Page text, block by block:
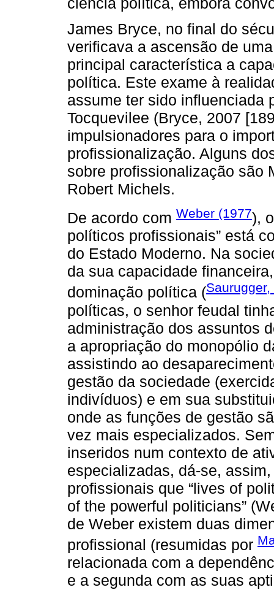
James Bryce, no final do
verificava a ascensão de
principal característica a
política. Este exame à
assume ter sido influenciada
Tocquevilee (Bryce, 2007
impulsionadores para o
profissionalização. Alguns
sobre profissionalização são
Robert Michels.
De acordo com Weber (1977),
políticos profissionais” está
do Estado Moderno. Na
da sua capacidade
dominação política (Saurugger,
políticas, o senhor feudal
administração dos assuntos
a apropriação do monopólio
assistindo ao
gestão da sociedade
indivíduos) e em sua
onde as funções de gestão
vez mais especializados.
inseridos num contexto de
especializadas, dá-se,
profissionais que “lives of
of the powerful politicians”
de Weber existem duas
profissional (resumidas por
relacionada com a
e a segunda com as suas